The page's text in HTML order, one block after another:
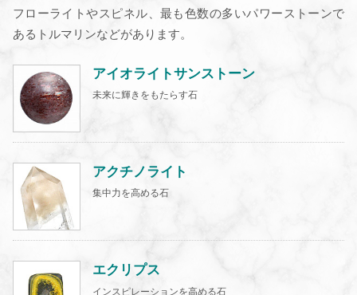
フローライトやスピネル、最も色数の多いパワーストーンで
あるトルマリンなどがあります。
アイオライトサンストーン
未来に輝きをもたらす石
アクチノライト
集中力を高める石
エクリプス
インスピレーションを高める石